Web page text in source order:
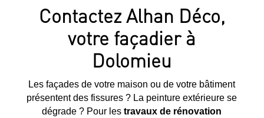
Contactez Alhan Déco,
votre façadier à
Dolomieu
Les façades de votre maison ou de votre bâtiment
présentent des fissures ? La peinture extérieure se
dégrade ? Pour lestravaux de rénovation